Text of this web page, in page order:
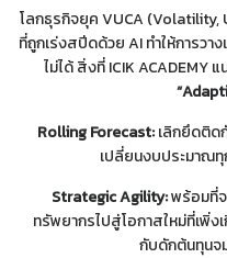
โลกธุรกิจยุค VUCA (Volatility,
ที่ถูกเร่งสปีดด้วย AI ทำให้การวา
ไม่ได้ สิ่งที่ ICIK ACADEMY
Rolling Forecast:เลิกยึดติด
เปลี่ยนงบประมาณทุ
Strategic Agility:พร้อมที่จ
ทรัพยากรไปสู่โอกาสใหม่ที่เพิ่ง
กับดักต้นทุนจ